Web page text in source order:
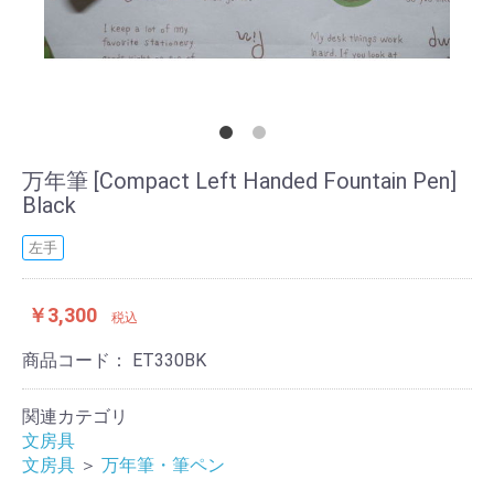
万年筆 [Compact Left Handed Fountain Pen]
Black
左手
￥3,300 税込
商品コード： ET330BK
関連カテゴリ
文房具
文房具 ＞ 万年筆・筆ペン